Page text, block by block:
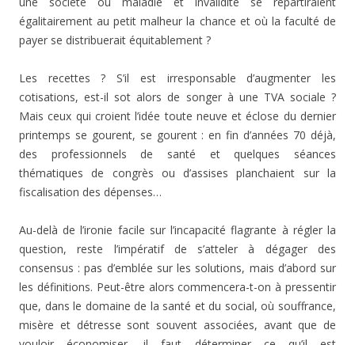
égalitairement au petit malheur la chance et où la faculté de
payer se distribuerait équitablement ?
Les recettes ? S’il est irresponsable d’augmenter les
cotisations, est-il sot alors de songer à une TVA sociale ?
Mais ceux qui croient l’idée toute neuve et éclose du dernier
printemps se gourent, se gourent : en fin d’années 70 déjà,
des professionnels de santé et quelques séances
thématiques de congrès ou d’assises planchaient sur la
fiscalisation des dépenses…
Au-delà de l’ironie facile sur l’incapacité flagrante à régler la
question, reste l’impératif de s’atteler à dégager des
consensus : pas d’emblée sur les solutions, mais d’abord sur
les définitions. Peut-être alors commencera-t-on à pressentir
que, dans le domaine de la santé et du social, où souffrance,
misère et détresse sont souvent associées, avant que de